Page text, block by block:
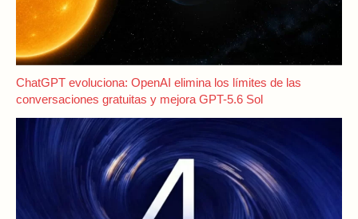
ChatGPT evoluciona: OpenAI elimina los límites de las
conversaciones gratuitas y mejora GPT-5.6 Sol